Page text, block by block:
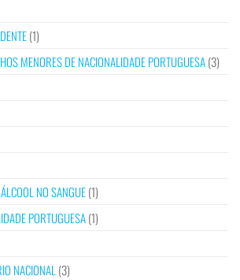
(1)
MENORES DE NACIONALIDADE PORTUGUESA(3)
NO SANGUE(1)
PORTUGUESA(1)
NACIONAL (3)